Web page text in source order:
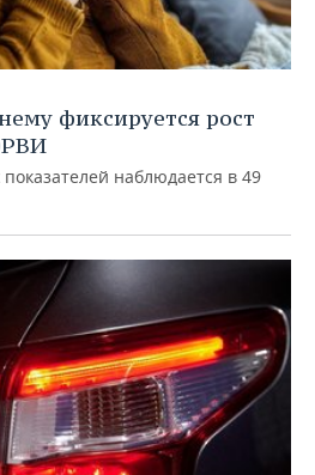
фиксируется рост
наблюдается в 49